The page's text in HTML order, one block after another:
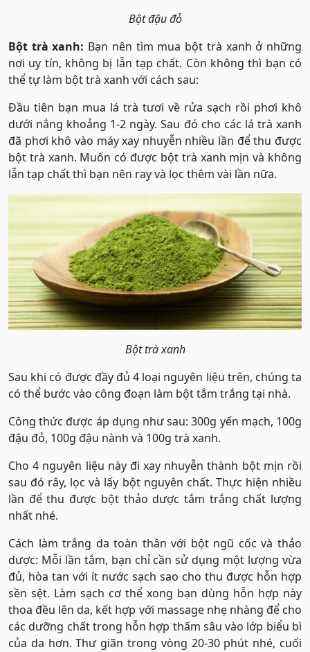
Bột đậu đỏ
Bột trà xanh: Bạn nên tìm mua bột trà xanh ở những
nơi uy tín, không bị lẫn tạp chất. Còn không thì bạn có
thể tự làm bột trà xanh với cách sau:
Đầu tiên bạn mua lá trà tươi về rửa sạch rồi phơi khô
dưới nắng khoảng 1-2 ngày. Sau đó cho các lá trà xanh
đã phơi khô vào máy xay nhuyễn nhiều lần để thu được
bột trà xanh. Muốn có được bột trà xanh mịn và không
lẫn tạp chất thì bạn nên ray và lọc thêm vài lần nữa.
Bột trà xanh
Sau khi có được đầy đủ 4 loại nguyên liệu trên, chúng ta
có thể bước vào công đoạn làm bột tắm trắng tại nhà.
Công thức được áp dụng như sau: 300g yến mạch, 100g
đậu đỏ, 100g đậu nành và 100g trà xanh.
Cho 4 nguyên liệu này đi xay nhuyễn thành bột mịn rồi
sau đó rây, lọc và lấy bột nguyên chất. Thực hiện nhiều
lần để thu được bột thảo dược tắm trắng chất lượng
nhất nhé.
Cách làm trắng da toàn thân với bột ngũ cốc và thảo
dược: Mỗi lần tắm, bạn chỉ cần sử dụng một lượng vừa
đủ, hòa tan với ít nước sạch sao cho thu được hỗn hợp
sền sệt. Làm sạch cơ thể xong bạn dùng hỗn hợp này
thoa đều lên da, kết hợp với massage nhẹ nhàng để cho
các dưỡng chất trong hỗn hợp thấm sâu vào lớp biểu bì
của da hơn. Thư giãn trong vòng 20-30 phút nhé, cuối